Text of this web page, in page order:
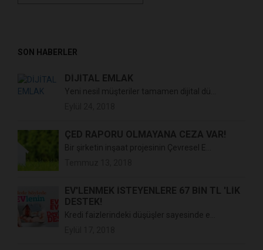
SON HABERLER
DİJİTAL EMLAK
Yeni nesil müşteriler tamamen dijital dü...
ÇED RAPORU OLMAYANA CEZA VAR!
Bir şirketin inşaat projesinin Çevresel E...
EV'LENMEK İSTEYENLERE 67 BİN TL 'LİK
DESTEK!
Kredi faizlerindeki düşüşler sayesinde e...